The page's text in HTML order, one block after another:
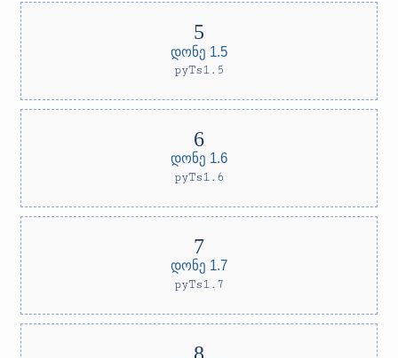
დონე 1.5
pyTs1.5
დონე 1.6
pyTs1.6
დონე 1.7
pyTs1.7